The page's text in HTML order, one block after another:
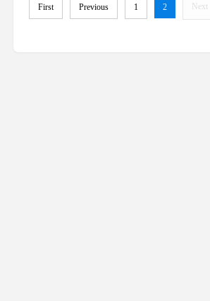
First Previous 1 2 Next